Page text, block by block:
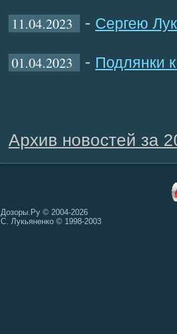
11.04.2023 - Сергею
01.04.2023 - Подлянки
Архив новостей за
Дозоры.Ру © 2004-2026
С. Лукьяненко © 1998-2003